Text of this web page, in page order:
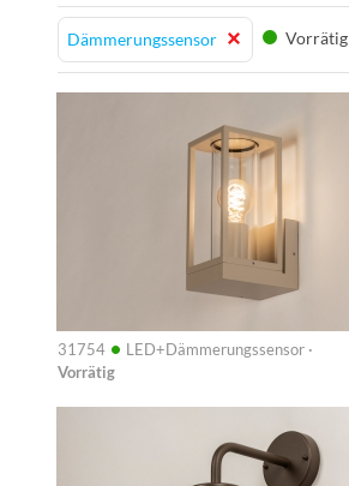
Dämmerungssensor Vorrätig
31754 • LED+Dämmerungssensor ·
Vorrätig
Info
Info